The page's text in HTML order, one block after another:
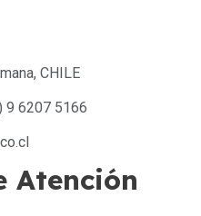
CHILE
9 6207 5166
Atención